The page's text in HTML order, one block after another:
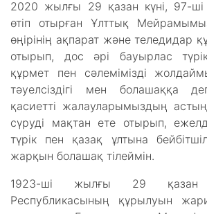
2020 жылғы 29 қазан күні, 97-
өтіп отырған Ұлттық
өңірінің ақпарат және теледидар
отырып, дос әрі бауырлас
құрмет пен сәлемімізді
тәуелсіздігі мен болашаққа
қасиетті жалауларымыздың
сүруді мақтан ете отырып,
түрік пен қазақ ұлтына
жарқын болашақ тілеймін.
1923-ші жылғы 29 қазан
Республикасының құрылуын